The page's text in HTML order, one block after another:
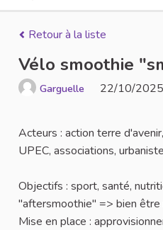
Retour à la liste
Vélo smoothie
Garguelle 22/10/
Acteurs : action terre
UPEC, associations,
Objectifs : sport, santé,
"aftersmoothie" => bien être
Mise en place :